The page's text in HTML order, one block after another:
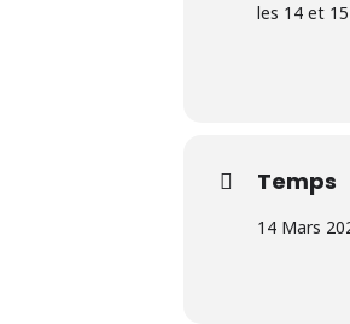
les 14 et
Temps
14 Mars